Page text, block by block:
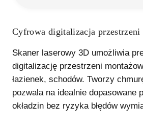
Cyfrowa digitalizacja przestrzeni
Skaner laserowy 3D umożliwia
digitalizację przestrzeni
łazienek, schodów. Tworzy
pozwala na idealnie dopasowane
okładzin bez ryzyka błędów